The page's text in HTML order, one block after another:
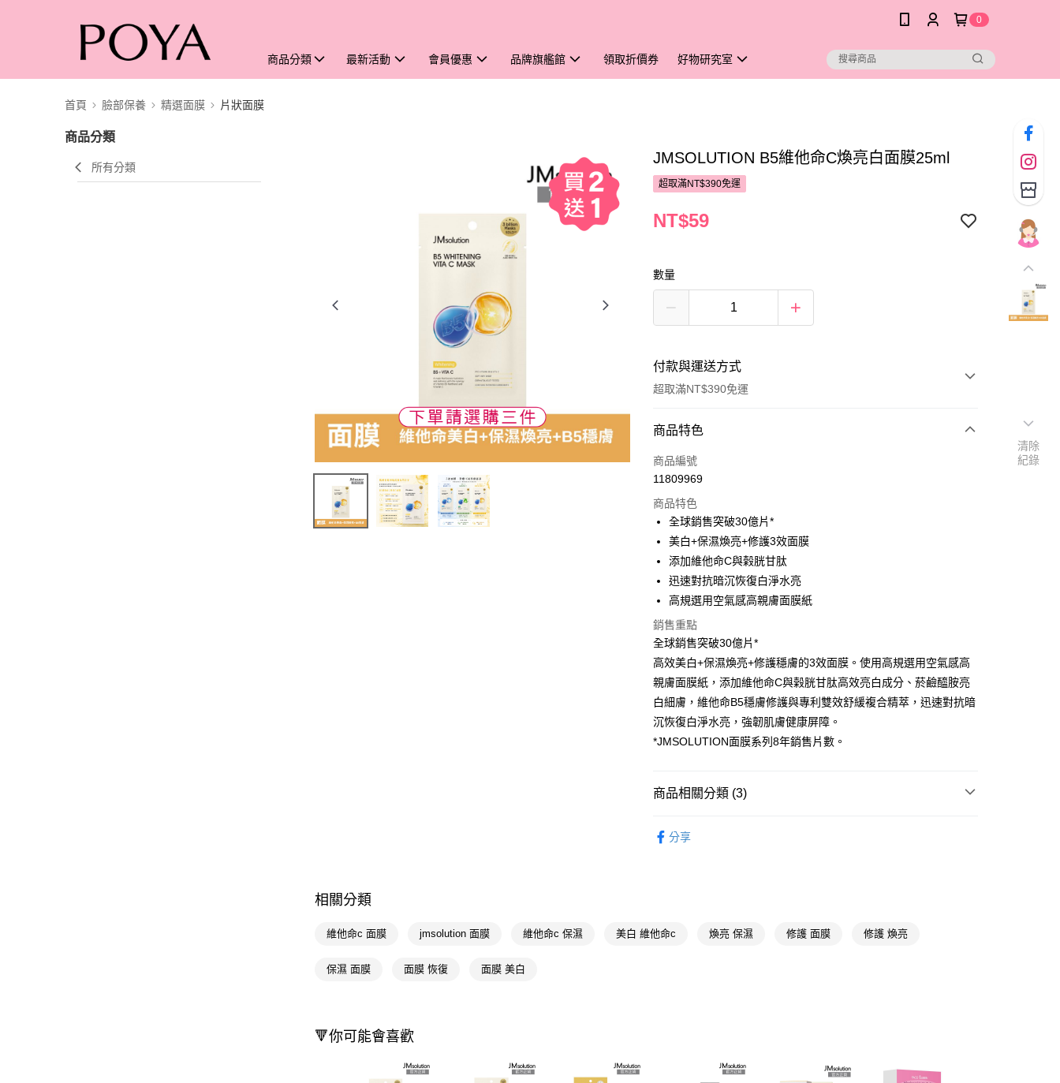
0
商品分類 最新活動 會員優惠 品牌旗艦館 領取折價券 好物研究室
首頁 臉部保養 精選面膜 片狀面膜
商品分類
所有分類
JMSOLUTION B5維他命C煥亮白面膜25ml
超取滿NT$390免運
NT$59
數量
付款與運送方式
超取滿NT$390免運
付款方式
POYA支付
超商取貨付款
LINE Pay
Apple Pay
街口支付
悠遊付
Google Pay
AFTEE先享後付
相關說明
【關於「AFTEE先享後付」】
AFTEE先享後付是「在收到商品之後才付款」的支付方式。 讓您購物簡單
３．安心：先確認商品／服務後，再付款。
１．於結帳方式選擇「AFTEE先享後付」後，將跳轉至「AFTEE先享後
先享後付繳納相關費用。
２．關於個人資料處理事宜，請瀏覽以下網址：
https://aftee.tw/terms/#terms3
即享券
運送方式
每筆NT$65，滿NT$390(含以上)免運費
每筆NT$65，滿NT$490(含以上)免運費
付款後7-11取貨
商品特色
商品編號
11809969
商品特色
全球銷售突破30億片*
美白+保濕煥亮+修護3效面膜
添加維他命C與榖胱甘肽
迅速對抗暗沉恢復白淨水亮
高規選用空氣感高親膚面膜紙
銷售重點
全球銷售突破30億片*
高效美白+保濕煥亮+修護穩膚的3效面膜。使用高規選用空氣感高
親膚面膜紙，添加維他命C與榖胱甘肽高效亮白成分、菸鹼醯胺亮
白細膚，維他命B5穩膚修護與專利雙效舒緩複合精萃，迅速對抗暗
沉恢復白淨水亮，強韌肌膚健康屏障。
*JMSOLUTION面膜系列8年銷售片數。
商品相關分類 (3)
分享
相關分類
維他命c 面膜 jmsolution 面膜 維他命c 保濕 美白 維他命c 煥亮 保濕 修護 面膜 修護 煥亮
保濕 面膜 面膜 恢復 面膜 美白
🔻你可能會喜歡
清除
紀錄